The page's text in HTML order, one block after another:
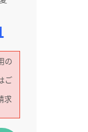
の
ご
求